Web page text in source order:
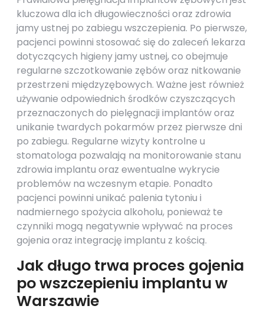
kluczowa dla ich długowieczności oraz zdrowia
jamy ustnej po zabiegu wszczepienia. Po pierwsze,
pacjenci powinni stosować się do zaleceń lekarza
dotyczących higieny jamy ustnej, co obejmuje
regularne szczotkowanie zębów oraz nitkowanie
przestrzeni międzyzębowych. Ważne jest również
używanie odpowiednich środków czyszczących
przeznaczonych do pielęgnacji implantów oraz
unikanie twardych pokarmów przez pierwsze dni
po zabiegu. Regularne wizyty kontrolne u
stomatologa pozwalają na monitorowanie stanu
zdrowia implantu oraz ewentualne wykrycie
problemów na wczesnym etapie. Ponadto
pacjenci powinni unikać palenia tytoniu i
nadmiernego spożycia alkoholu, ponieważ te
czynniki mogą negatywnie wpływać na proces
gojenia oraz integrację implantu z kością.
Jak długo trwa proces gojenia
po wszczepieniu implantu w
Warszawie